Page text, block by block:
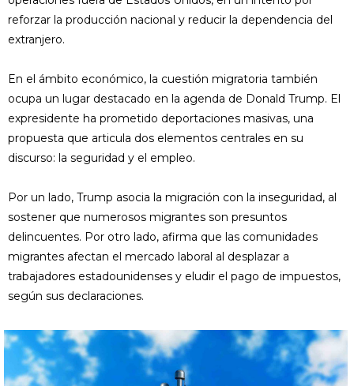
reforzar la producción nacional y reducir la dependencia del
extranjero.
En el ámbito económico, la cuestión migratoria también
ocupa un lugar destacado en la agenda de Donald Trump. El
expresidente ha prometido deportaciones masivas, una
propuesta que articula dos elementos centrales en su
discurso: la seguridad y el empleo.
Por un lado, Trump asocia la migración con la inseguridad, al
sostener que numerosos migrantes son presuntos
delincuentes. Por otro lado, afirma que las comunidades
migrantes afectan el mercado laboral al desplazar a
trabajadores estadounidenses y eludir el pago de impuestos,
según sus declaraciones.